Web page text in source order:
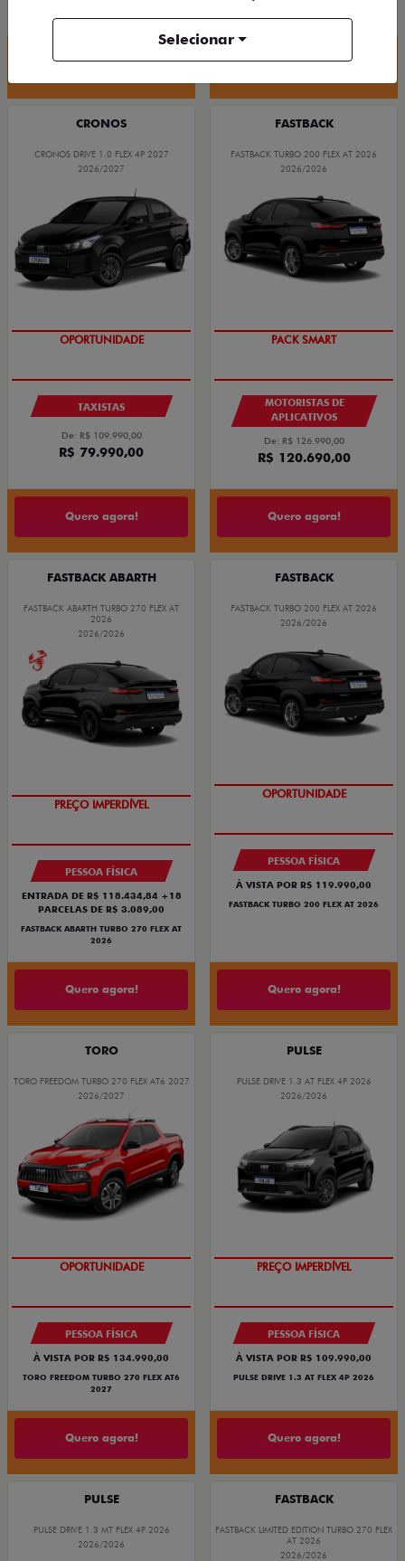
Quero agora! Quero agora!
CRONOS
CRONOS DRIVE 1.0 FLEX 4P 2027
2026/2027
OPORTUNIDADE
TAXISTAS
De: R$ 109.990,00
R$ 79.990,00
Quero agora!
FASTBACK
FASTBACK TURBO 200 FLEX AT 2026
2026/2026
PACK SMART
MOTORISTAS DE
APLICATIVOS
De: R$ 126.990,00
R$ 120.690,00
Quero agora!
FASTBACK ABARTH
FASTBACK ABARTH TURBO 270 FLEX AT
2026
2026/2026
TAXA ZERO
PESSOA FÍSICA
ENTRADA DE R$ 118.434,84 +18
PARCELAS DE R$ 3.089,00
FASTBACK ABARTH TURBO 270 FLEX AT
2026
Quero agora!
FASTBACK
FASTBACK TURBO 200 FLEX AT 2026
2026/2026
OPORTUNIDADE
PESSOA FÍSICA
À VISTA POR R$ 119.990,00
FASTBACK TURBO 200 FLEX AT 2026
Quero agora!
TORO
TORO FREEDOM TURBO 270 FLEX AT6 2027
2026/2027
PESSOA FÍSICA
À VISTA POR R$ 134.990,00
TORO FREEDOM TURBO 270 FLEX AT6
2027
Quero agora!
PULSE
PULSE DRIVE 1.3 AT FLEX 4P 2026
2026/2026
O SUV AUTOMÁTICO MAIS
PESSOA FÍSICA
À VISTA POR R$ 109.990,00
PULSE DRIVE 1.3 AT FLEX 4P 2026
Quero agora!
PULSE
PULSE DRIVE 1.3 MT FLEX 4P 2026
2026/2026
FASTBACK
FASTBACK LIMITED EDITION TURBO 270 FLEX
AT 2026
2026/2026
Selecionar